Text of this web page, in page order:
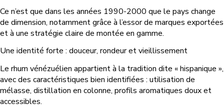
Ce n’est que dans les années 1990-2000 que le pays change
de dimension, notamment grâce à l’essor de marques exportées
et à une stratégie claire de montée en gamme.
Une identité forte : douceur, rondeur et vieillissement
Le rhum vénézuélien appartient à la tradition dite « hispanique »,
avec des caractéristiques bien identifiées : utilisation de
mélasse, distillation en colonne, profils aromatiques doux et
accessibles.